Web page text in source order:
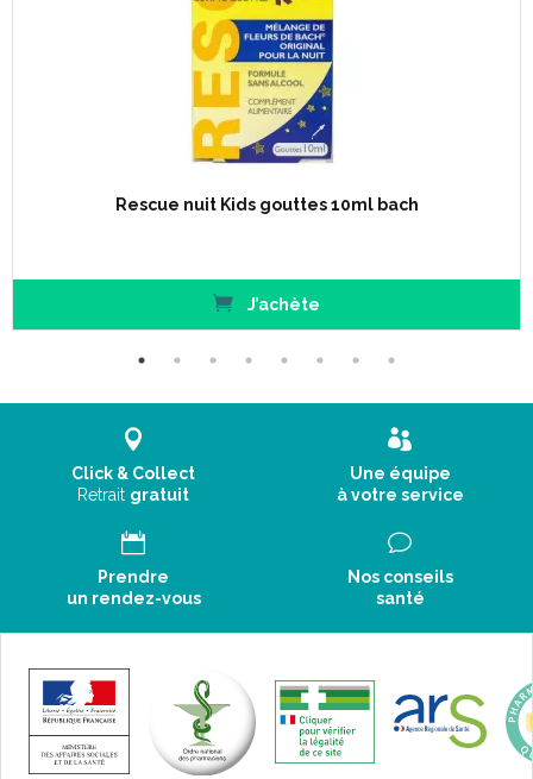
Rescue nuit Kids gouttes 10ml bach
J’achète
Click & Collect
Retrait gratuit
Une équipe
à votre service
Prendre
un rendez-vous
Nos conseils
santé